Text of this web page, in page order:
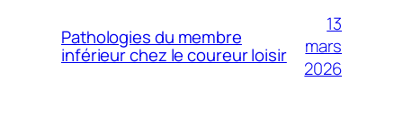
Pathologies du membre
inférieur chez le coureur loisir
13
mars
2026